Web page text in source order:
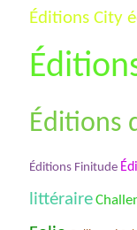
Éditions City
Éditions
Éditions Finitude
littéraire